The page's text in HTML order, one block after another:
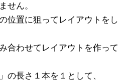
せん。
位置に狙ってレイアウトをし
合わせてレイアウトを作って
の長さ１本を１として、